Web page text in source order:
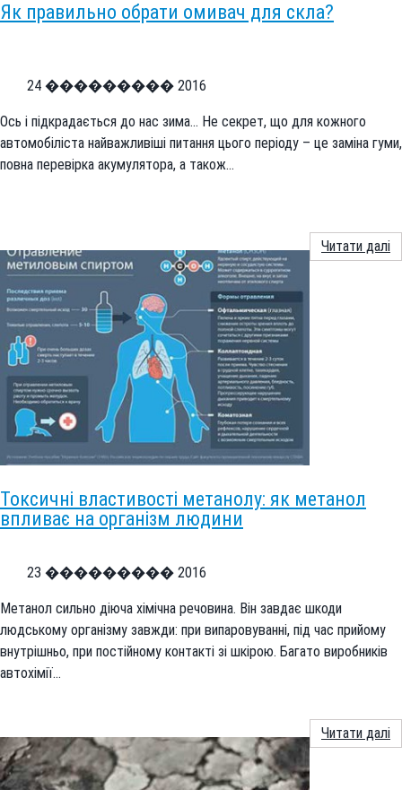
Як правильно обрати омивач для скла?
24 ��������� 2016
Ось і підкрадається до нас зима… Не секрет, що для кожного
автомобіліста найважливіші питання цього періоду – це заміна гуми,
повна перевірка акумулятора, а також…
Читати далі
Токсичні властивості метанолу: як метанол
впливає на організм людини
23 ��������� 2016
Метанол сильно діюча хімічна речовина. Він завдає шкоди
людському організму завжди: при випаровуванні, під час прийому
внутрішньо, при постійному контакті зі шкірою. Багато виробників
автохімії…
Читати далі